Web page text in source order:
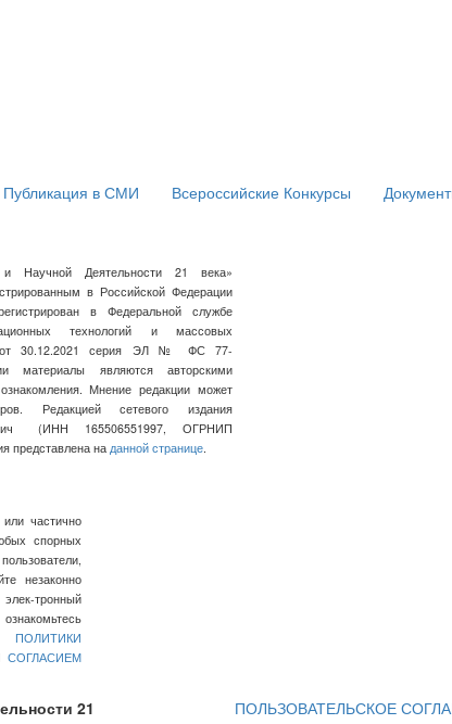
Публикация в СМИ Всероссийские Конкурсы
и Научной Деятельности 21 века»
в Российской Федерации
в Федеральной службе
технологий и массовых
от 30.12.2021 серия ЭЛ № ФС 77-
материалы являются авторскими
Мнение редакции может
Редакцией сетевого издания
(ИНН 165506551997, ОГРНИП
представлена наданной странице.
частично
спорных
незаконно
тронный
ПОЛИТИКИ
СОГЛАСИЕМ
21
ПОЛЬЗОВАТЕЛЬСКОЕ